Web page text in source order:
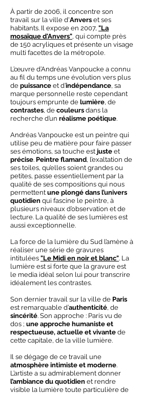
À partir de 2006, il concentre son
travail sur la ville d'Anvers et ses
habitants. Il expose en 2007, "La
mosaïque d'Anvers", qui compte près
de 150 acryliques et présente un visage
multi facettes de la métropole.
L’œuvre d’Andréas Vanpoucke a connu
au fil du temps une évolution vers plus
de puissance et d’indépendance, sa
marque personnelle reste cependant
toujours emprunte de lumière, de
contrastes, de couleurs dans la
recherche d’un réalisme poétique.
Andréas Vanpoucke est un peintre qui
utilise peu de matière pour faire passer
ses émotions, sa touche est juste et
précise. Peintre flamand, l’exaltation de
ses toiles, qu’elles soient grandes ou
petites, passe essentiellement par la
qualité de ses compositions qui nous
permettent une plongé dans l’univers
quotidien qui fascine le peintre, à
plusieurs niveaux d’observation et de
lecture. La qualité de ses lumières est
aussi exceptionnelle.
La force de la lumière du Sud l’amène à
réaliser une série de gravures
intitulées "Le Midi en noir et blanc". La
lumière est si forte que la gravure est
le media idéal selon lui pour transcrire
idéalement les contrastes.
Son dernier travail sur la ville de Paris
est remarquable d’authenticité, de
sincérité. Son approche : Paris vu de
dos ; une approche humaniste et
respectueuse, actuelle et vivante de
cette capitale, de la ville lumière.
Il se dégage de ce travail une
atmosphère intimiste et moderne.
L’artiste a su admirablement donner
l’ambiance du quotidien et rendre
visible la lumière toute particulière de